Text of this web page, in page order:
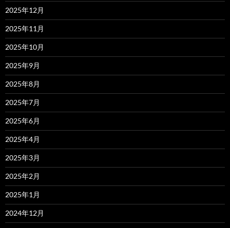
2025年12月
2025年11月
2025年10月
2025年9月
2025年8月
2025年7月
2025年6月
2025年4月
2025年3月
2025年2月
2025年1月
2024年12月